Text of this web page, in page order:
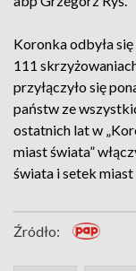
Koronka odbyła
111
przyłączyło się
państw ze
ostatnich lat w
miast świata”
świata i setek
Źródło: